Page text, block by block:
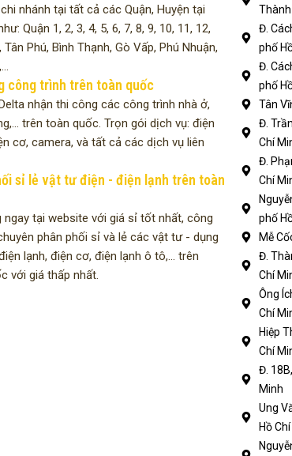
nhánh tại tất cả các Quận, Huyện tại
Quận 1, 2, 3, 4, 5, 6, 7, 8, 9, 10, 11, 12,
Tân Phú, Bình Thạnh, Gò Vấp, Phú Nhuận,
công trình trên toàn quốc
nhận thi công các công trình nhà ở,
trên toàn quốc. Trọn gói dịch vụ: điện
cơ, camera, và tất cả các dịch vụ liên
sỉ lẻ vật tư điện - điện lạnh trên toàn
ngay tại website với giá sỉ tốt nhất, công
phân phối sỉ và lẻ các vật tư - dụng
lạnh, điện cơ, điện lạnh ô tô,... trên
với giá thấp nhất.
Thành
Đ.
phố
Đ.
phố
Tân
Đ.
Chí
Đ.
Chí
phố
Mễ
Đ.
Chí
Ông
Chí
Hiệp
Chí
Đ.
Minh
Ung
Hồ